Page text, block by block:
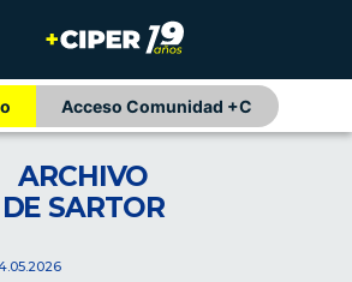
Acceso Comunidad +C
ARCHIVO
DE SARTOR